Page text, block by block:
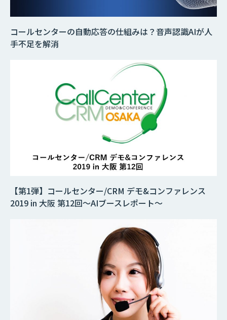
【第1弾】コールセンター/CRM デモ&コンファレンス
2019 in 大阪 第12回～AIブースレポート～
コールセンターの自動応答の仕組みは？音声認識AIが人
手不足を解消